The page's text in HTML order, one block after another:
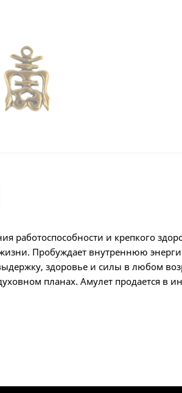
работоспособности и крепкого
Пробуждает внутреннюю
здоровье и силы в любом
планах. Амулет продается в